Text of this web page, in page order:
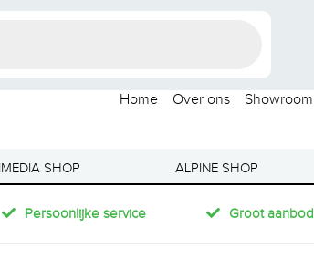
Home Over ons Showroom
SHOP ALPINE SHOP
Persoonlijke service Groot aanbod